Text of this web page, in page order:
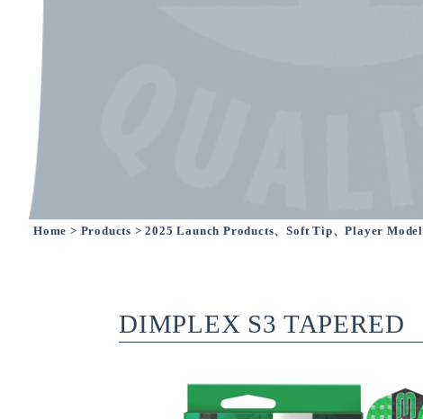
Home > Products > 2025 Launch Products、Soft Tip、Player Model
DIMPLEX S3 TAPERED